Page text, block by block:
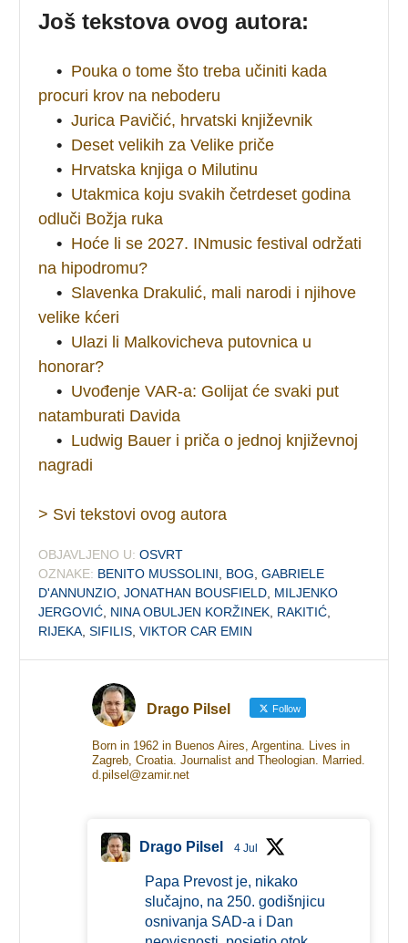
Još tekstova ovog autora:
• Pouka o tome što treba učiniti kada
procuri krov na neboderu
• Jurica Pavičić, hrvatski književnik
• Deset velikih za Velike priče
• Hrvatska knjiga o Milutinu
• Utakmica koju svakih četrdeset godina
odluči Božja ruka
• Hoće li se 2027. INmusic festival održati
na hipodromu?
• Slavenka Drakulić, mali narodi i njihove
velike kćeri
• Ulazi li Malkovicheva putovnica u
honorar?
• Uvođenje VAR-a: Golijat će svaki put
natamburati Davida
• Ludwig Bauer i priča o jednoj književnoj
nagradi
> Svi tekstovi ovog autora
OBJAVLJENO U: OSVRT
OZNAKE: BENITO MUSSOLINI BOG ,GABRIELE
D'ANNUNZIO ,JONATHAN BOUSFIELD MILJENKO
JERGOVIĆ NINA OBULJEN KORŽINEK RAKITIĆ
RIJEKA ,SIFILIS ,VIKTOR CAR EMIN
Drago Pilsel Follow
Born in 1962 in Buenos Aires, Argentina. Lives in
Zagreb, Croatia. Journalist and Theologian. Married.
d.pilsel@zamir.net
Drago Pilsel 4 Jul
Papa Prevost je, nikako
slučajno, na 250. godišnjicu
osnivanja SAD-a i Dan